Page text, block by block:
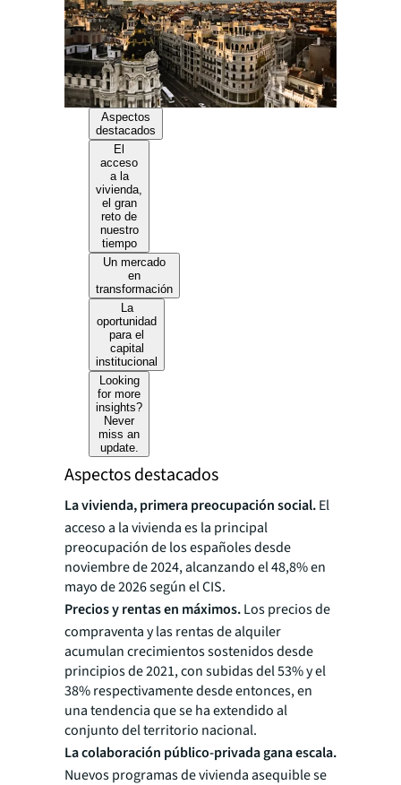
Aspectos
destacados
El
acceso
a la
vivienda,
el gran
reto de
nuestro
tiempo
Un mercado
en
transformación
La
oportunidad
para el
capital
institucional
Looking
for more
insights?
Never
miss an
update.
Aspectos destacados
La vivienda, primera preocupación social.El
acceso a la vivienda es la principal
preocupación de los españoles desde
noviembre de 2024, alcanzando el 48,8% en
mayo de 2026 según el CIS.
Precios y rentas en máximos.Los precios de
compraventa y las rentas de alquiler
acumulan crecimientos sostenidos desde
principios de 2021, con subidas del 53% y el
38% respectivamente desde entonces, en
una tendencia que se ha extendido al
conjunto del territorio nacional.
La colaboración público-privada gana escala.
Nuevos programas de vivienda asequible se